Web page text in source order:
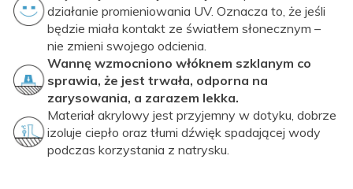
działanie promieniowania UV. Oznacza to, że jeśli
będzie miała kontakt ze światłem słonecznym –
nie zmieni swojego odcienia.
Wannę wzmocniono włóknem szklanym co
sprawia, że jest trwała, odporna na
zarysowania, a zarazem lekka.
Materiał akrylowy jest przyjemny w dotyku, dobrze
izoluje ciepło oraz tłumi dźwięk spadającej wody
podczas korzystania z natrysku.